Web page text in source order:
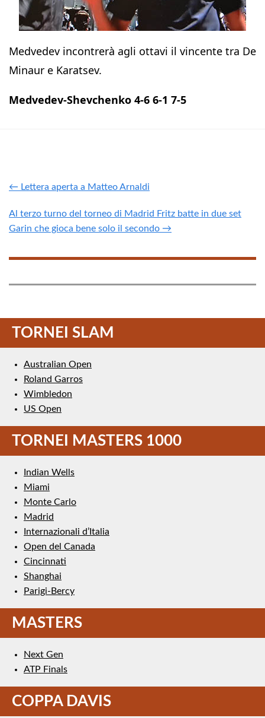
Medvedev incontrerà agli ottavi il vincente tra De
Minaur e Karatsev.
Medvedev-Shevchenko 4-6 6-1 7-5
← Lettera aperta a Matteo Arnaldi
Al terzo turno del torneo di Madrid Fritz batte in due set
Garin che gioca bene solo il secondo →
TORNEI SLAM
Australian Open
Roland Garros
Wimbledon
US Open
TORNEI MASTERS 1000
Indian Wells
Miami
Monte Carlo
Madrid
Internazionali d’Italia
Open del Canada
Cincinnati
Shanghai
Parigi-Bercy
MASTERS
Next Gen
ATP Finals
COPPA DAVIS